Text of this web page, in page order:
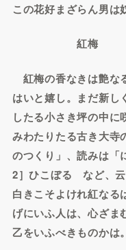
この花好まざらん男は
紅梅
紅梅の香なきは艶な
はいと嬉し。まだ新し
したる小さき坪の中
みわたりたる古き大寺
のつくり」、読みは「
2］ひこぼるゝなど、
白きこそよけれ紅なる
げにいふ人は、心ざま
乙をいふべきものかは。